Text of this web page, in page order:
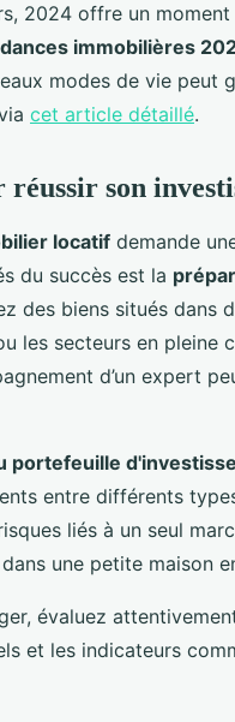
2024 offre un
immobilières
modes de vie peut
cet article détaillé.
son
locatif demande
du succès est la
des biens situés dans
les secteurs en pleine
d’un expert
portefeuille
entre différents
liés à un seul
une petite maison
évaluez
et les indicateurs